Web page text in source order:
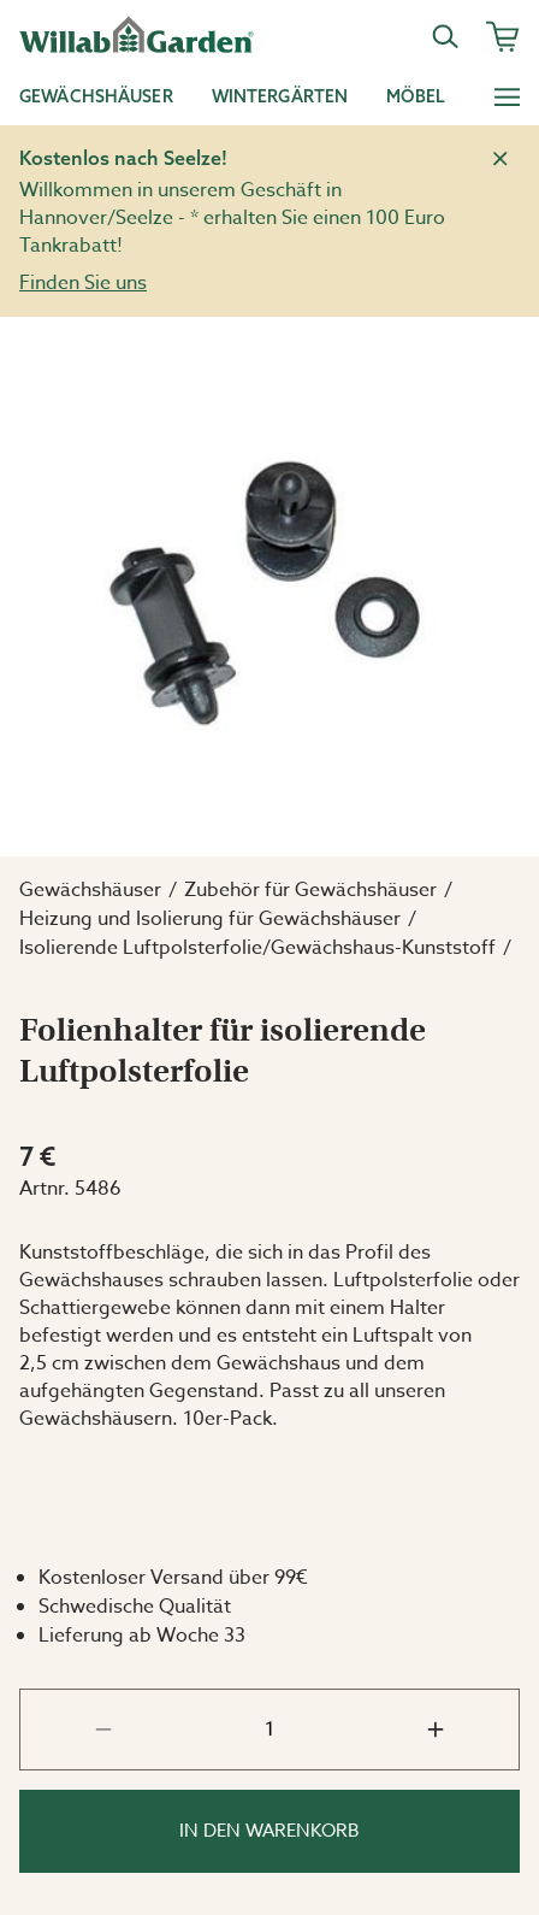
GEWÄCHSHÄUSER WINTERGÄRTEN MÖBEL
Kostenlos nach Seelze!
Willkommen in unserem Geschäft in
Hannover/Seelze - * erhalten Sie einen 100 Euro
Tankrabatt!
Finden Sie uns
Gewächshäuser
Zubehör für Gewächshäuser
Heizung und Isolierung für Gewächshäuser
Isolierende Luftpolsterfolie/Gewächshaus-Kunststoff
Folienhalter für isolierende
Luftpolsterfolie
7 €
Artnr. 5486
Kunststoffbeschläge, die sich in das Profil des
Gewächshauses schrauben lassen. Luftpolsterfolie oder
Schattiergewebe können dann mit einem Halter
befestigt werden und es entsteht ein Luftspalt von
2,5 cm zwischen dem Gewächshaus und dem
aufgehängten Gegenstand. Passt zu all unseren
Gewächshäusern. 10er-Pack.
Kostenloser Versand über 99€
Schwedische Qualität
Lieferung ab Woche 33
IN DEN WARENKORB